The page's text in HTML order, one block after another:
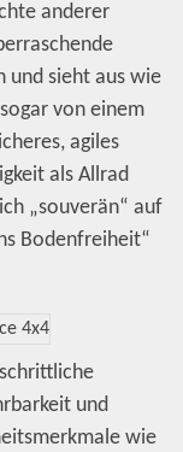
anderer
und sieht aus wie
von einem
agiles
als Allrad
„souverän“ auf
Bodenfreiheit“
und
wie